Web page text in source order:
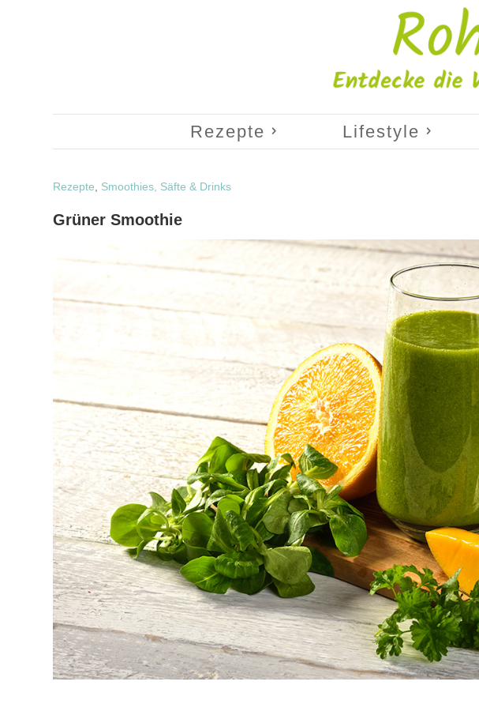
Rezepte Lifestyle
Rezepte Smoothies, Säfte & Drinks
Grüner Smoothie